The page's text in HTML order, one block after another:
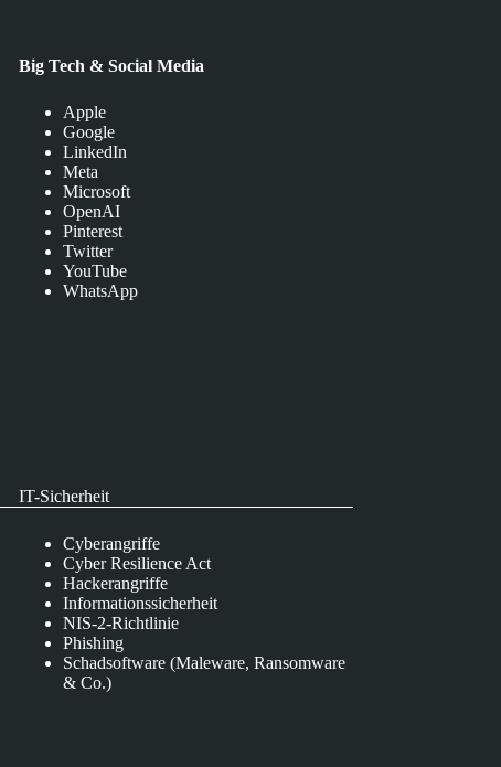
Big Tech & Social Media
Apple
Google
LinkedIn
Meta
Microsoft
OpenAI
Pinterest
Twitter
YouTube
WhatsApp
IT-Sicherheit
Cyberangriffe
Cyber Resilience Act
Hackerangriffe
Informationssicherheit
NIS-2-Richtlinie
Phishing
Schadsoftware (Maleware, Ransomware
& Co.)